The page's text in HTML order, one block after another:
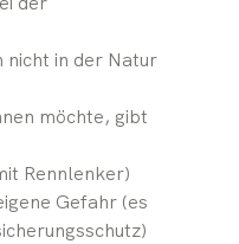
nicht in der Natur
möchte, gibt
Rennlenker)
Gefahr (es